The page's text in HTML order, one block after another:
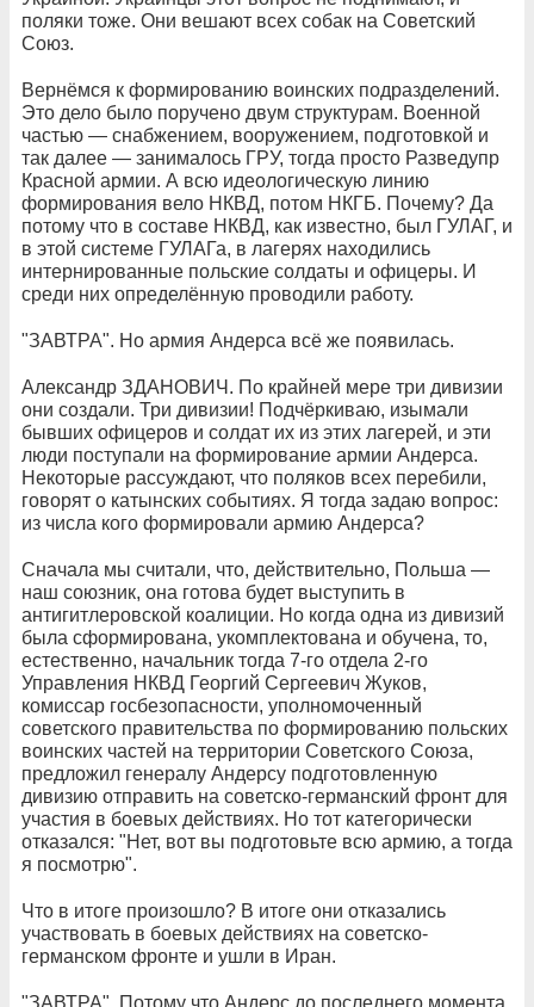
поляки тоже. Они вешают всех собак на Советский
Союз.
Вернёмся к формированию воинских подразделений.
Это дело было поручено двум структурам. Военной
частью — снабжением, вооружением, подготовкой и
так далее — занималось ГРУ, тогда просто Разведупр
Красной армии. А всю идеологическую линию
формирования вело НКВД, потом НКГБ. Почему? Да
потому что в составе НКВД, как известно, был ГУЛАГ, и
в этой системе ГУЛАГа, в лагерях находились
интернированные польские солдаты и офицеры. И
среди них определённую проводили работу.
"ЗАВТРА". Но армия Андерса всё же появилась.
Александр ЗДАНОВИЧ. По крайней мере три дивизии
они создали. Три дивизии! Подчёркиваю, изымали
бывших офицеров и солдат их из этих лагерей, и эти
люди поступали на формирование армии Андерса.
Некоторые рассуждают, что поляков всех перебили,
говорят о катынских событиях. Я тогда задаю вопрос:
из числа кого формировали армию Андерса?
Сначала мы считали, что, действительно, Польша —
наш союзник, она готова будет выступить в
антигитлеровской коалиции. Но когда одна из дивизий
была сформирована, укомплектована и обучена, то,
естественно, начальник тогда 7-го отдела 2-го
Управления НКВД Георгий Сергеевич Жуков,
комиссар госбезопасности, уполномоченный
советского правительства по формированию польских
воинских частей на территории Советского Союза,
предложил генералу Андерсу подготовленную
дивизию отправить на советско-германский фронт для
участия в боевых действиях. Но тот категорически
отказался: "Нет, вот вы подготовьте всю армию, а тогда
я посмотрю".
Что в итоге произошло? В итоге они отказались
участвовать в боевых действиях на советско-
германском фронте и ушли в Иран.
"ЗАВТРА". Потому что Андерс до последнего момента